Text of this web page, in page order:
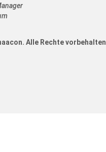
Alle Rechte vorbehalten